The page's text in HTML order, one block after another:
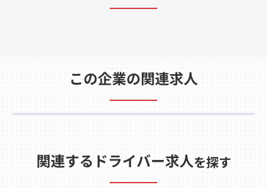
この企業の関連求人
関連するドライバー求人を探す